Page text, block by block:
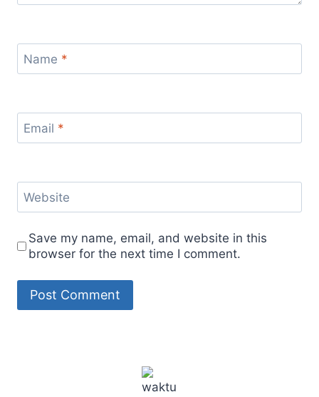
Name *
Email *
Website
Save my name, email, and website in this
browser for the next time I comment.